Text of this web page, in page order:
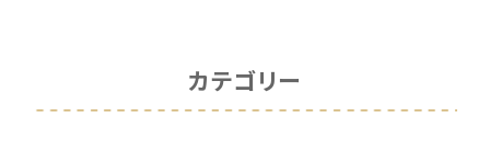
カテゴリー